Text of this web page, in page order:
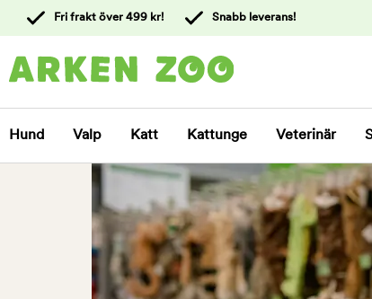
kundtjänst
Fri frakt över 499 kr! Snabb leverans!
Hund Valp Katt Kattunge Veterinär